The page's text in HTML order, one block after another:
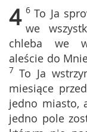
4 6To Ja
we
chleba we
aleście do
7 To Ja
miesiące
jedno miasto,
jedno pole